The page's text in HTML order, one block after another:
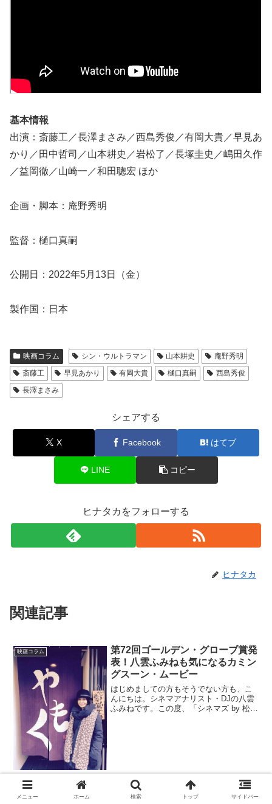
基本情報
出演：斎藤工／長澤まさみ／西島秀俊／有岡大貴／早見あ
かり／田中哲司／山本耕史／岩松了／長塚圭史／嶋田久作
／益岡徹／山崎一／和田聰宏 ほか
企画・脚本：庵野秀明
監督：樋口真嗣
公開日：2022年5月13日（金）
製作国：日本
映画コラム シン・ウルトラマン 山本耕史
庵野秀明
斎藤工
早見あかり 有岡大貴 樋口真嗣
西島秀俊
長澤まさみ
シェアする
X Facebook はてブ
LINE コピー
ヒナタカをフォローする
ヒナタカ
関連記事
映画コラム
第72回ゴールデン・グローブ賞発
表！八雲ふみねも気になるカミン
グスーン・ムービー
はじめましての方もそうでない方も、こ
んにちは。シネマアナリスト・DJの八雲
ふみねです。この度、「シネマズ by 松
映画コラム
『鬼手』囲碁こそ最強格闘技！
メニュー ホーム 検索 トップ サイドバー